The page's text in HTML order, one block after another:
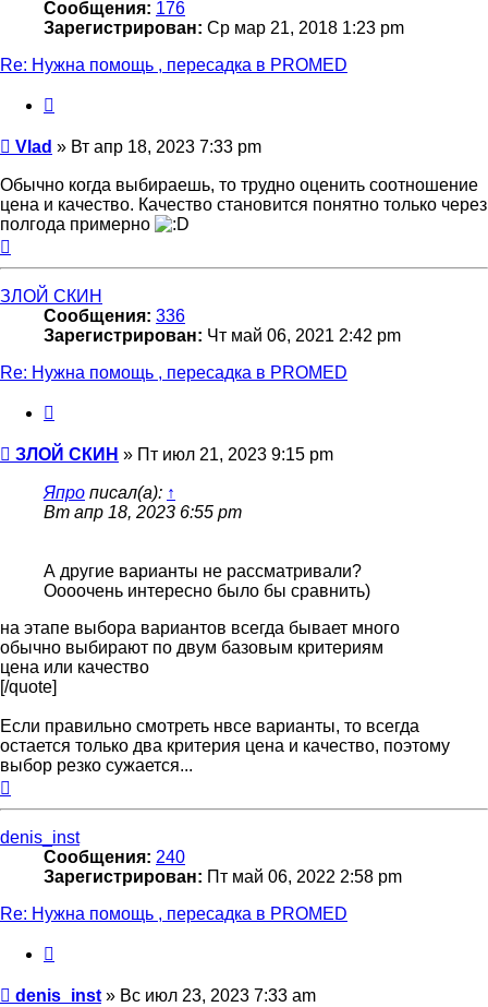
Сообщения: 176
Зарегистрирован: Ср мар 21, 2018 1:23 pm
Re: Нужна помощь , пересадка в PROMED
Сообщение
Vlad » Вт апр 18, 2023 7:33 pm
Обычно когда выбираешь, то трудно оценить соотношение
цена и качество. Качество становится понятно только через
полгода примерно
началу
ЗЛОЙ СКИН
Сообщения: 336
Зарегистрирован: Чт май 06, 2021 2:42 pm
Re: Нужна помощь , пересадка в PROMED
Сообщение
ЗЛОЙ СКИН » Пт июл 21, 2023 9:15 pm
Япро писал(а): ↑
Вт апр 18, 2023 6:55 pm
А другие варианты не рассматривали?
Оооочень интересно было бы сравнить)
на этапе выбора вариантов всегда бывает много
обычно выбирают по двум базовым критериям
цена или качество
[/quote]
Если правильно смотреть нвсе варианты, то всегда
остается только два критерия цена и качество, поэтому
выбор резко сужается...
denis_inst
Сообщения: 240
Зарегистрирован: Пт май 06, 2022 2:58 pm
Re: Нужна помощь , пересадка в PROMED
Сообщение
denis_inst » Вс июл 23, 2023 7:33 am